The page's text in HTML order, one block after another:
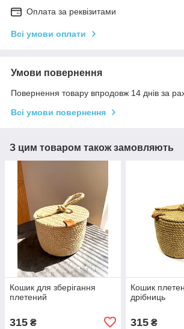
Оплата за реквізитами
Всі умови оплати
Умови повернення
Повернення товару впродовж 14 днів за
Всі умови повернення
З цим товаром також замовляють
Кошик для зберігання
плетений
315 ₴
Кошик
дрібниць
315₴